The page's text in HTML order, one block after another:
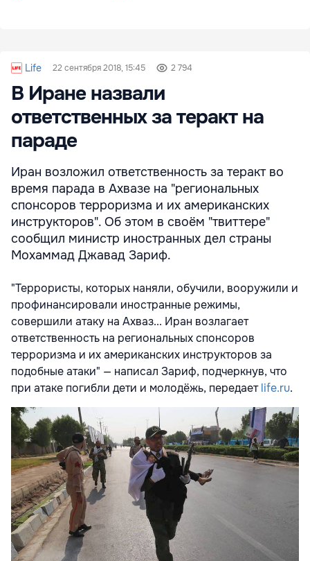
Life 22 сентября 2018, 15:45 2 794
В Иране назвали
ответственных за теракт на
параде
Иран возложил ответственность за теракт во
время парада в Ахвазе на "региональных
спонсоров терроризма и их американских
инструкторов". Об этом в своём "твиттере"
сообщил министр иностранных дел страны
Мохаммад Джавад Зариф.
"Террористы, которых наняли, обучили, вооружили и
профинансировали иностранные режимы,
совершили атаку на Ахваз... Иран возлагает
ответственность на региональных спонсоров
терроризма и их американских инструкторов за
подобные атаки" — написал Зариф, подчеркнув, что
при атаке погибли дети и молодёжь, передаетlife.ru.